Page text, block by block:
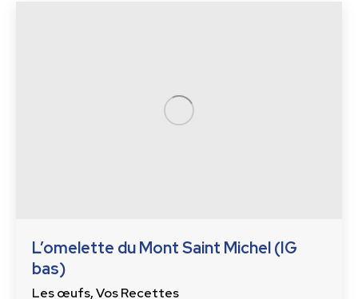
L’omelette du Mont Saint Michel (IG
bas)
Les œufs,Vos Recettes